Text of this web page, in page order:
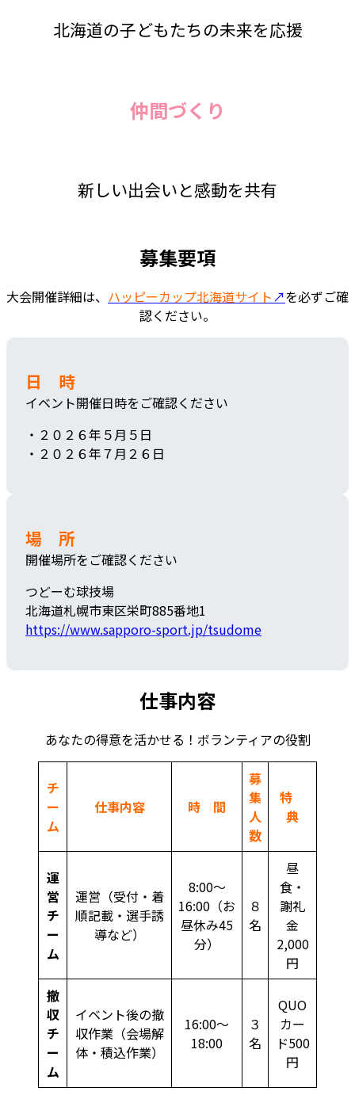
北海道の子どもたちの未来を応援
仲間づくり
新しい出会いと感動を共有
募集要項
大会開催詳細は、 ハッピーカップ北海道サイト↗を必ずご確
認ください。
日 時
イベント開催日時をご確認ください
・２０２６年５月５日
・２０２６年７月２６日
場 所
開催場所をご確認ください
つどーむ球技場
北海道札幌市東区栄町885番地1
https://www.sapporo-sport.jp/tsudome
仕事内容
あなたの得意を活かせる！ボランティアの役割
チ
ー
ム
仕事内容 時 間
募
集
人
数
特
典
運
営
チ
ー
ム
運営（受付・着
順記載・選手誘
導など）
8:00〜
16:00（お
昼休み45
分）
８
名
昼
食・
謝礼
金
2,000
円
撤
収
チ
ー
ム
イベント後の撤
収作業（会場解
体・積込作業）
16:00〜
18:00
３
名
QUO
カー
ド500
円